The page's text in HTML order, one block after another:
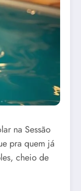
na Sessão
pra quem já
cheio de